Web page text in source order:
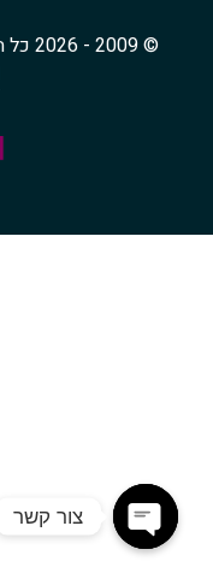
© 2009 - 2026 כל הזכויות שמורות לאתר מצבות ישראל
צור קשר